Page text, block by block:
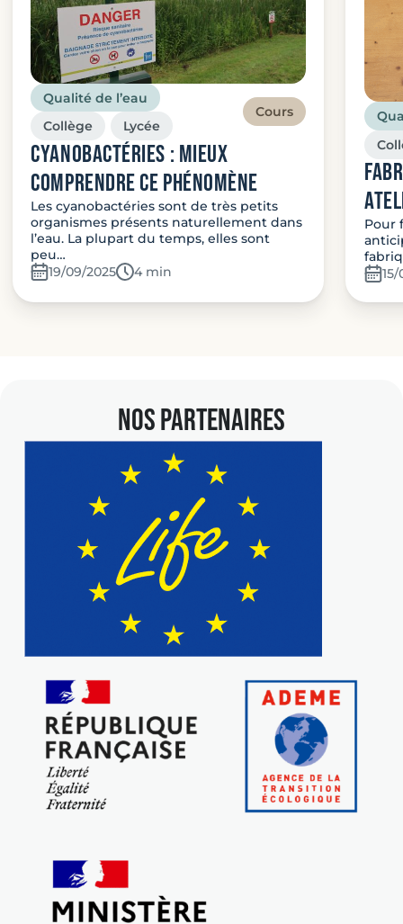
Qualité de l’eau
Collège
Lycée
Cours
Cyanobactéries : mieux
comprendre ce phénomène
Les cyanobactéries sont de très petits
organismes présents naturellement dans
l’eau. La plupart du temps, elles sont
peu…
19/09/2025
Temps de lecture:
4 min
Pour
NOS PARTENAIRES